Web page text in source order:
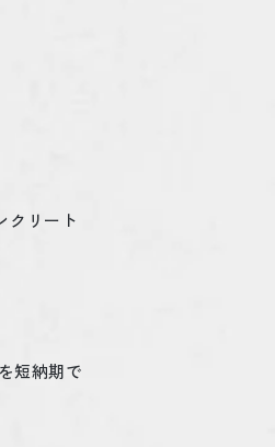
クリート
短納期で